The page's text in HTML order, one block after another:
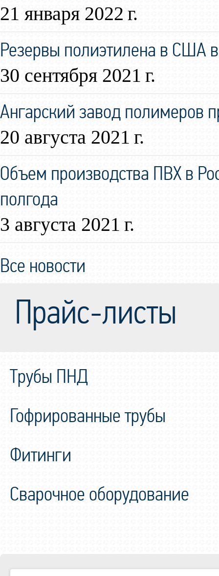
21 января 2022 г.
Резервы полиэтилена в США
30 сентября 2021 г.
Ангарский завод полимеров
20 августа 2021 г.
Объем производства ПВХ в
полгода
3 августа 2021 г.
Все новости
Прайс-листы
Трубы ПНД
Гофрированные трубы
Фитинги
Сварочное оборудование